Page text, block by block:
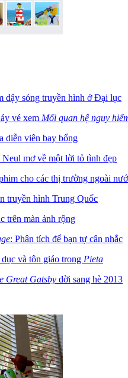
dậy sóng truyền hình ở Đại lục
vé xem Mối quan hệ nguy
diễn viên bay bổng
mơ về một lời tỏ tình đẹp
cho các thị trường ngoài
truyền hình Trung Quốc
trên màn ảnh rộng
: Phân tích để bạn tự cân nhắc
và tôn giáo trong Pieta
Great Gatsby dời sang hè 2013